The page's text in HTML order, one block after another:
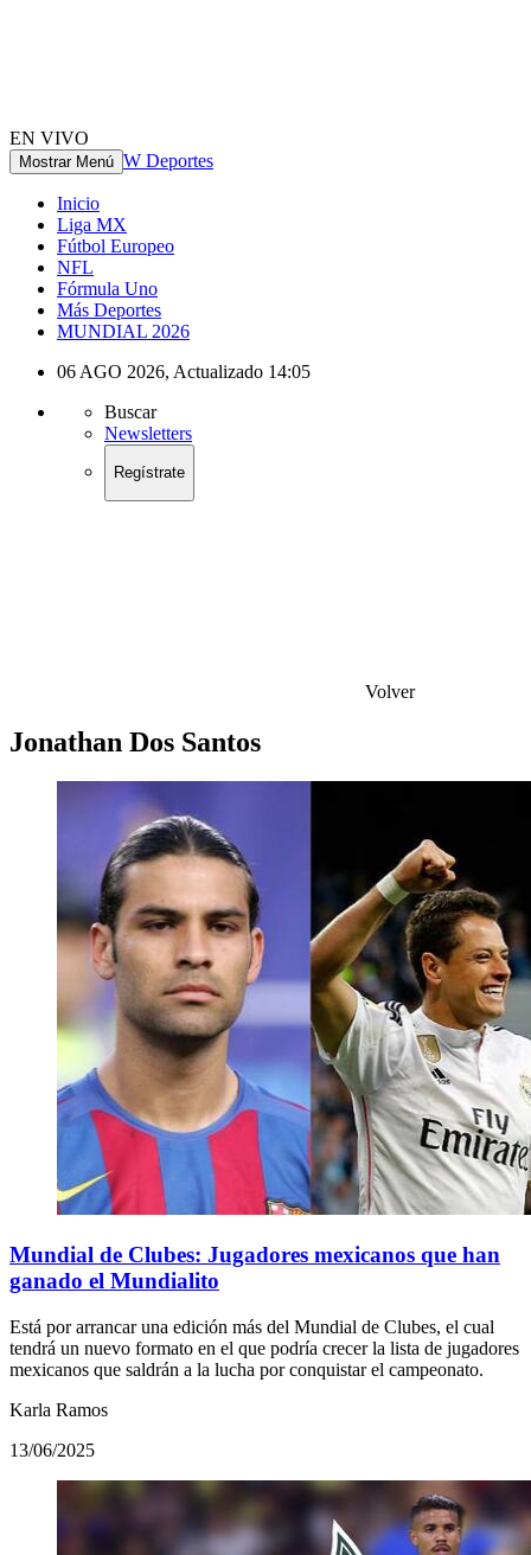
EN VIVO
Mostrar Menú W Deportes
Inicio
Liga MX
Fútbol Europeo
NFL
Fórmula Uno
Más Deportes
MUNDIAL 2026
06 AGO 2026, Actualizado 14:05
Buscar
Newsletters
Regístrate
Volver
Jonathan Dos Santos
Mundial de Clubes: Jugadores mexicanos que han
ganado el Mundialito
Está por arrancar una edición más del Mundial de Clubes, el cual
tendrá un nuevo formato en el que podría crecer la lista de jugadores
mexicanos que saldrán a la lucha por conquistar el campeonato.
Karla Ramos
13/06/2025